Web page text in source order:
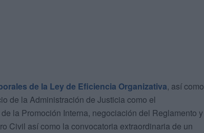
de la Ley de Eficiencia Organizativa, así como
de la Administración de Justicia como el
la Promoción Interna, negociación del Reglamento y
Civil así como la convocatoria extraordinaria de un